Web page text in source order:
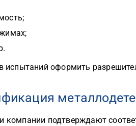
испытаний оформить
подтверждают